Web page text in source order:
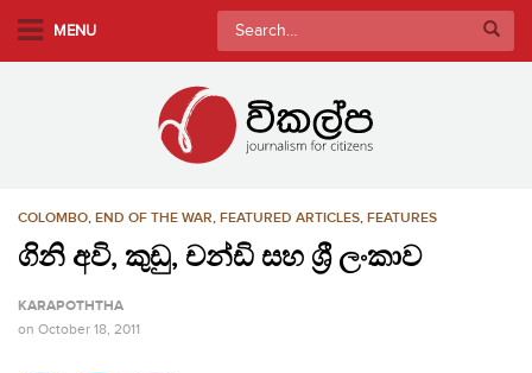
MENU
Search
for:
COLOMBO, END OF THE WAR, FEATURED ARTICLES, FEATURES
ගිනි අවි, කුඩු, චන්ඩි සහ ශ්‍රී ලංකාව
KARAPOTHTHA
on October 18, 2011